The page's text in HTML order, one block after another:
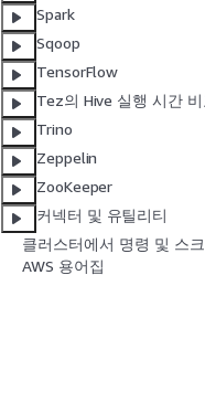
Spark
Sqoop
TensorFlow
Tez의 Hive 실행 시간 비
Trino
Zeppelin
ZooKeeper
커넥터 및 유틸리티
클러스터에서 명령 및 스
AWS 용어집